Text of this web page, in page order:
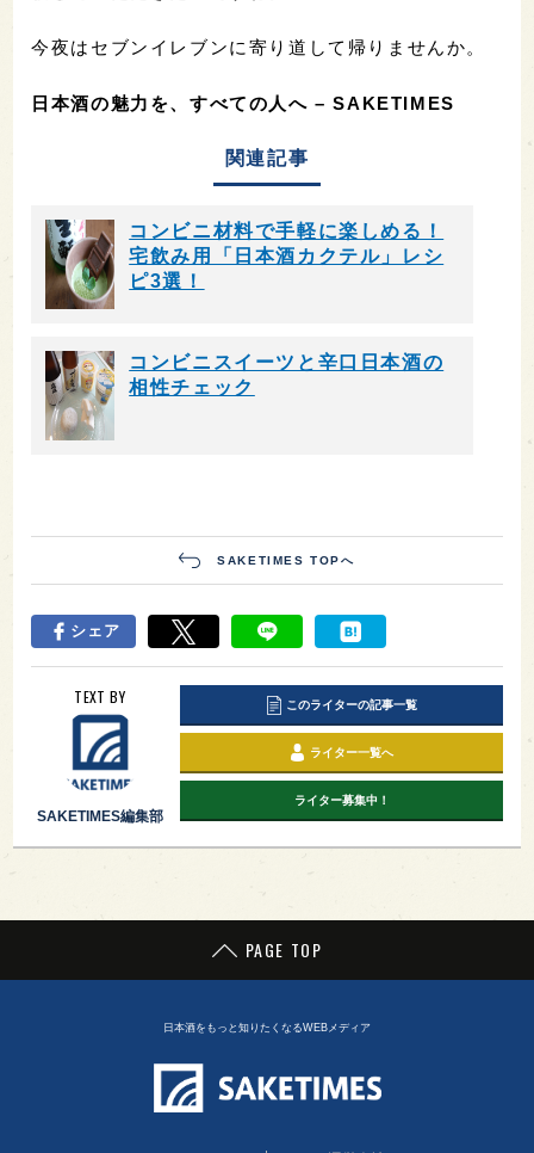
に、甘すぎないチョコレートがコーティングされて
蔵酒のフレッシュな風味とよい掛け合いを見せてく
れました。これは左党かつ甘党の方に、ぜひお試し
まとめ
なんでも揃うコンビニだから、バリエーション豊か
や甘みによって、1本のお酒がさまざまな表情を見せ
てくれました。
験していただきたいですね。
日本酒の魅力を、すべての人へ – SAKETIMES
関連記事
コンビニ材料で手軽に楽しめる！
宅飲み用「日本酒カクテル」レシ
コンビニスイーツと辛口日本酒の
相性チェック